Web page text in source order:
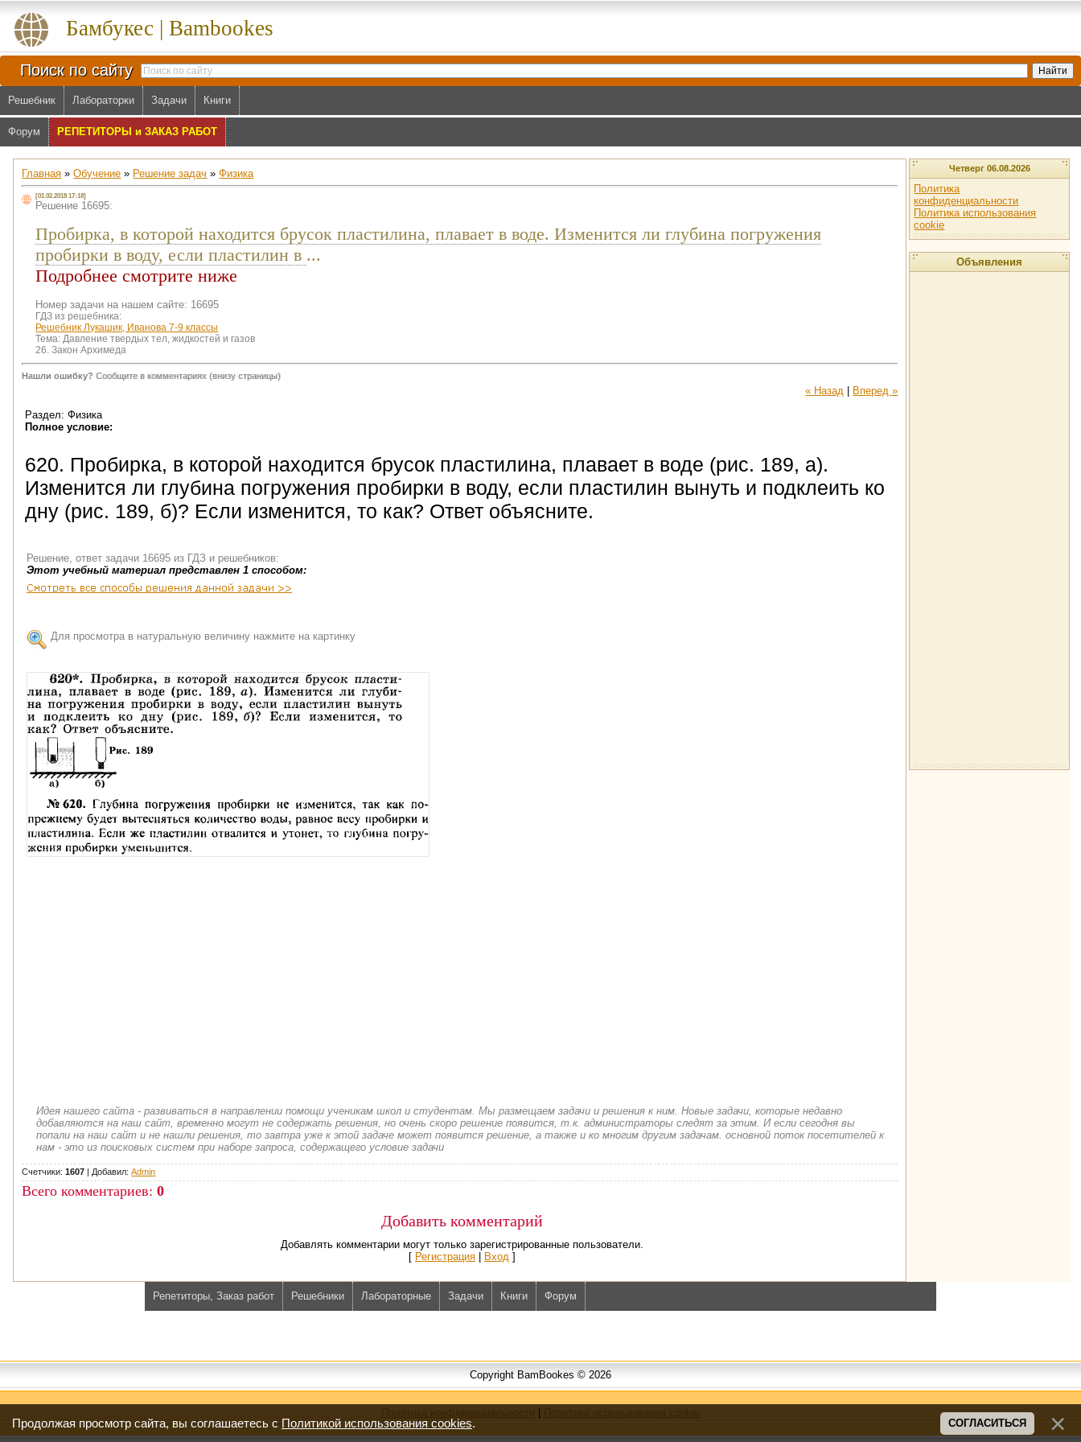
Бамбукес | Bambookes
Поиск по сайту
Решебник Лабораторки Задачи Книги
Форум РЕПЕТИТОРЫ и ЗАКАЗ РАБОТ
Главная »Обучение » Решение задач »Физика
[01.02.2018 17:18]
Решение 16695:
Пробирка, в которой находится брусок пластилина, плавает в воде. Изменится ли глубина погружения
пробирки в воду, если пластилин в ...
Подробнее смотрите ниже
Номер задачи на нашем сайте: 16695
ГДЗ из решебника:
Решебник Лукашик, Иванова 7-9 классы
Тема: Давление твердых тел, жидкостей и газов
26. Закон Архимеда
Нашли ошибку? Сообщите в комментариях (внизу страницы)
« Назад
Вперед »
Раздел: Физика
Полное условие:
620. Пробирка, в которой находится брусок пластилина, плавает в воде (рис. 189, а).
Изменится ли глубина погружения пробирки в воду, если пластилин вынуть и подклеить ко
дну (рис. 189, б)? Если изменится, то как? Ответ объясните.
Решение, ответ задачи 16695 из ГДЗ и решебников:
Этот учебный материал представлен 1 способом:
Для просмотра в натуральную величину нажмите на картинку
Идея нашего сайта - развиваться в направлении помощи ученикам школ и студентам. Мы размещаем задачи и решения к ним. Новые задачи, которые недавно
добавляются на наш сайт, временно могут не содержать решения, но очень скоро решение появится, т.к. администраторы следят за этим. И если сегодня вы
попали на наш сайт и не нашли решения, то завтра уже к этой задаче может появится решение, а также и ко многим другим задачам. основной поток посетителей к
нам - это из поисковых систем при наборе запроса, содержащего условие задачи
Счетчики:1607 | Добавил:Admin
Всего комментариев:0
Добавить комментарий
Добавлять комментарии могут только зарегистрированные пользователи.
[ Регистрация| Вход]
Четверг 06.08.2026
Политика
конфиденциальности
Политика использования
cookie
Объявления
Репетиторы, Заказ работ Решебники Лабораторные Задачи Книги Форум
Copyright BamBookes © 2026
Продолжая просмотр сайта, вы соглашаетесь сПолитикой использования cookies. СОГЛАСИТЬСЯ